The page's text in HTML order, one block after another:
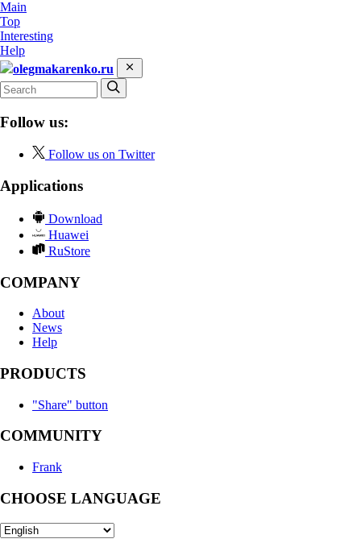
Main
Top
Interesting
Help
olegmakarenko.ru
Follow us:
Follow us on Twitter
Applications
Download
Huawei
RuStore
COMPANY
About
News
Help
PRODUCTS
"Share" button
COMMUNITY
Frank
CHOOSE LANGUAGE